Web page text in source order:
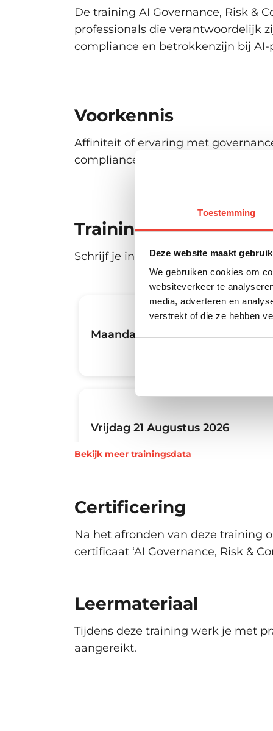
Toestemming
Deze website maakt
We gebruiken cookies om
websiteverkeer te
media, adverteren en
verstrekt of die ze hebben
Compliance roadmap voor
zijn de deadlines?
Sancties, governance-
Transparantie en
Verantwoord distribueren van
Cultuur, training en bewustzijn
Strategie: AI Governance, Risk &
De training AI Governance, Risk &
professionals die verantwoordelijk
compliance en betrokkenzijn bij AI-
Voorkennis
Affiniteit of ervaring met
compliance is handig om te hebben.
Trainingsdata
Schrijf je in voor de training op een
Maandag 17 Augustus 2026
Vrijdag 21 Augustus 2026
Dinsdag 1 September 2026
Maandag 7 September 2026
Bekijk meer trainingsdata
Certificering
Na het afronden van deze training
certificaat ‘AI Governance, Risk &
Leermateriaal
Tijdens deze training werk je met
aangereikt.